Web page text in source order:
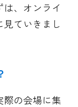
、オンライ
ていきまし
際の会場に集